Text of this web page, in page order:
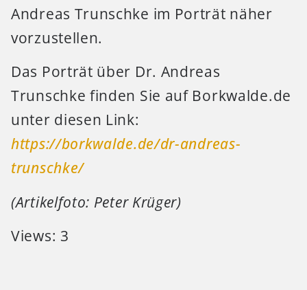
Andreas Trunschke im Porträt näher
vorzustellen.
Das Porträt über Dr. Andreas
Trunschke finden Sie auf Borkwalde.de
unter diesen Link:
https://borkwalde.de/dr-andreas-
trunschke/
(Artikelfoto: Peter Krüger)
Views: 3